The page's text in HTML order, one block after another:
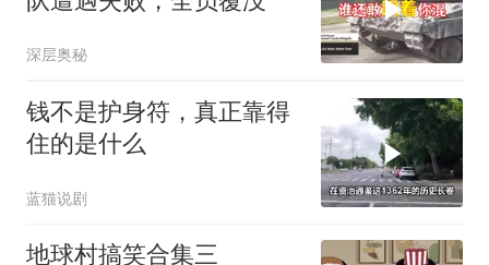
深层奥秘
钱不是护身符，真正靠得
住的是什么
蓝猫说剧
地球村搞笑合集三